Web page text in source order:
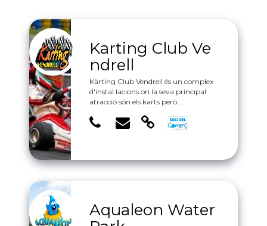
Karting Club Ve
ndrell
Kàrting Club Vendrell és un complex
d'instal·lacions on la seva principal
atracció són els karts però...
Aqualeon Water